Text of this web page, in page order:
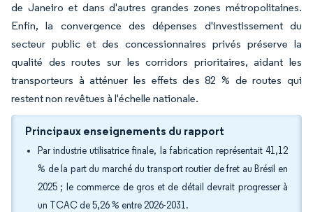
de Janeiro et dans d'autres grandes zones métropolitaines.
Enfin, la convergence des dépenses d'investissement du
secteur public et des concessionnaires privés préserve la
qualité des routes sur les corridors prioritaires, aidant les
transporteurs à atténuer les effets des 82 % de routes qui
restent non revêtues à l'échelle nationale.
Principaux enseignements du rapport
Par industrie utilisatrice finale, la fabrication représentait 41,12
% de la part du marché du transport routier de fret au Brésil en
2025 ; le commerce de gros et de détail devrait progresser à
un TCAC de 5,26 % entre 2026-2031.